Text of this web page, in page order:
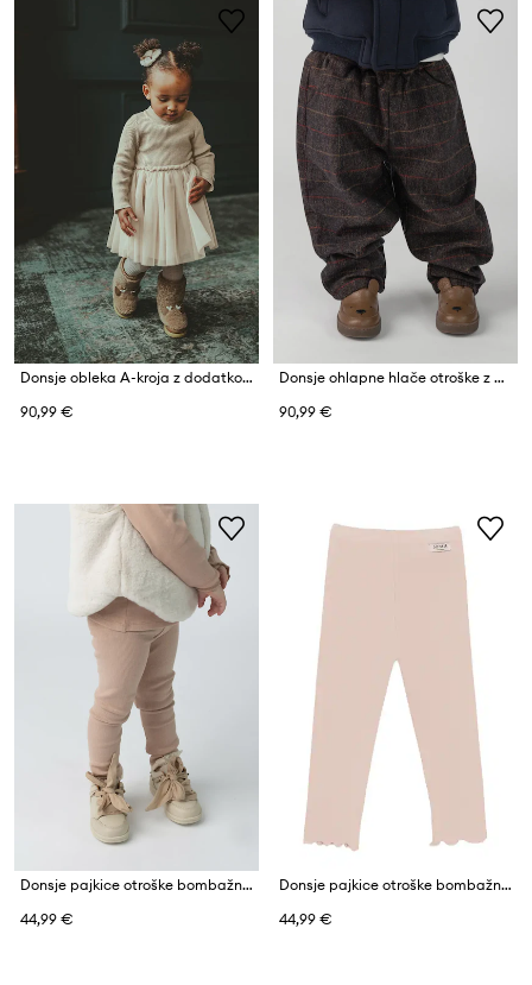
Donsje obleka A-kroja z dodatkom volne Lotus Dress
90,99 €
Donsje ohlapne hlače otroške z volno Elias Trousers
90,99 €
Donsje pajkice otroške bombažne z elastanom Affy Leggings
44,99 €
Donsje pajkice otroške bombažne z elastanom Joline Leggings
44,99 €